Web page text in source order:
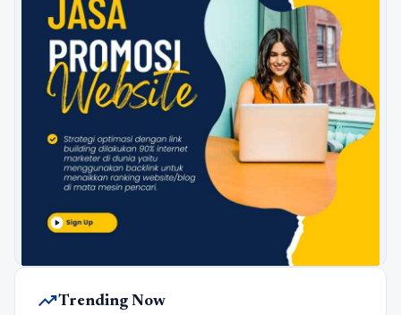
trending_upTrending Now